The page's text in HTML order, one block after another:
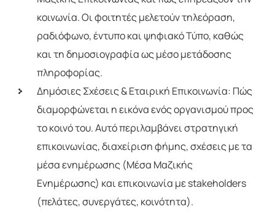
κοινωνία. Οι φοιτητές μελετούν τηλεόραση,
ραδιόφωνο, έντυπο και ψηφιακό Τύπο, καθώς
και τη δημοσιογραφία ως μέσο μετάδοσης
πληροφορίας.
Δημόσιες Σχέσεις & Εταιρική Επικοινωνία: Πώς
διαμορφώνεται η εικόνα ενός οργανισμού προς
το κοινό του. Αυτό περιλαμβάνει στρατηγική
επικοινωνίας, διαχείριση φήμης, σχέσεις με τα
μέσα ενημέρωσης (Μέσα Μαζικής
Ενημέρωσης) και επικοινωνία με stakeholders
(πελάτες, συνεργάτες, κοινότητα).